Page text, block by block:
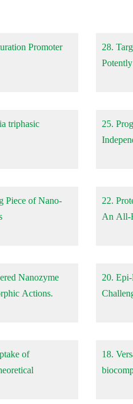
Promoter
28.
triphasic
25. Programming of Extra- and Intracellular Protein Coronation through Thiol-
Piece of Nano-
22.
An All-
Nanozyme
Actions.
20.
of
18.